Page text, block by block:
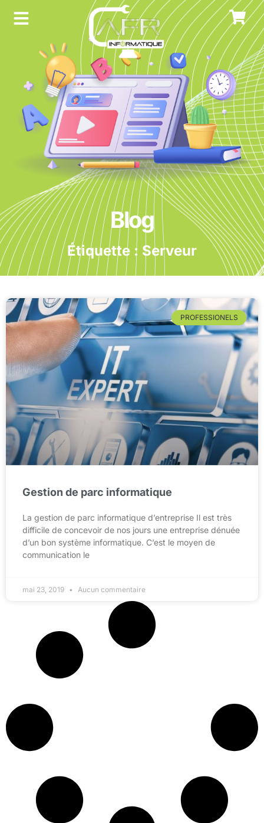
Blog
Étiquette : Serveur
PROFESSIONELS
Gestion de parc informatique
La gestion de parc informatique d’entreprise Il est très
difficile de concevoir de nos jours une entreprise dénuée
d’un bon système informatique. C’est le moyen de
communication le
mai 23, 2019 Aucun commentaire